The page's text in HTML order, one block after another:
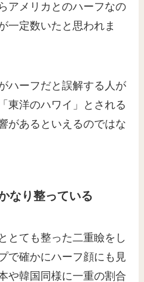
アメリカとのハーフなの
一定数いたと思われま
ハーフだと誤解する人が
東洋のハワイ」とされる
があるといえるのではな
なり整っている
とても整った二重瞼をし
で確かにハーフ顔にも見
や韓国同様に一重の割合